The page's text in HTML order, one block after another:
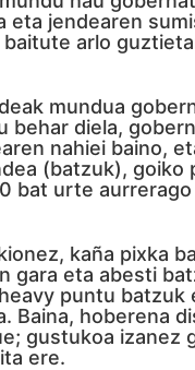
eta jendearen
arlo
mundua
behar diela,
nahiei baino,
(batzuk), goiko
bat urte aurrerago
kaña pixka
gara eta abesti
puntu batzuk
Baina, hoberena
gustukoa izanez
ere.